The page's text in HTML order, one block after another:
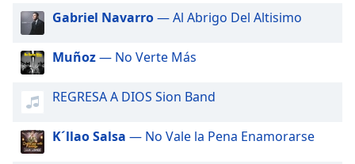
in-
Picture
This
modal
window.
Gabriel Navarro— Al Abrigo Del Altisimo
Muñoz— No Verte Más
REGRESA A DIOS Sion Band
K´llao Salsa — No Vale la Pena Enamorarse